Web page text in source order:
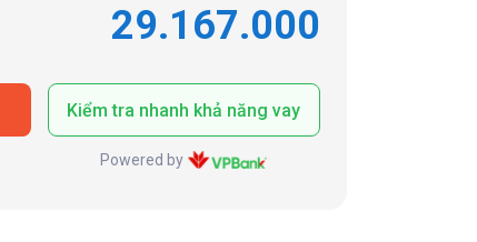
29.167.000
Kiểm tra nhanh khả năng vay
Powered by